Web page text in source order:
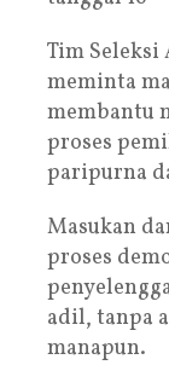
Tim Seleksi
meminta
membantu
proses
paripurna
Masukan
proses
adil, tanpa
manapun.